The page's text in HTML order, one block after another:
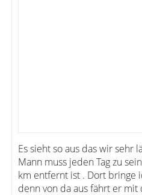
Es sieht so aus das wir sehr
Mann muss jeden Tag zu
km entfernt ist . Dort bringe
denn von da aus fährt er mit